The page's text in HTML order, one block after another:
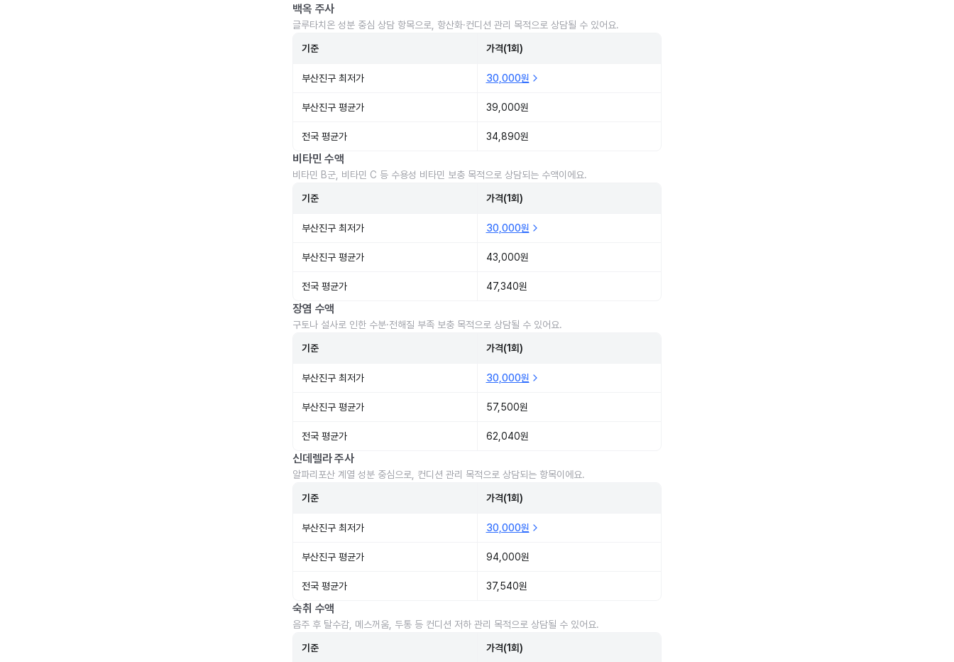
백옥 주사
글루타치온 성분 중심 상담 항목으로, 항산화·컨디션 관리 목적으로 상담될 수 있어요.
기준 가격(1회)
부산진구 최저가 30,000원
부산진구 평균가 39,000원
전국 평균가 34,890원
비타민 수액
비타민 B군, 비타민 C 등 수용성 비타민 보충 목적으로 상담되는 수액이에요.
기준 가격(1회)
부산진구 최저가 30,000원
부산진구 평균가 43,000원
전국 평균가 47,340원
장염 수액
구토나 설사로 인한 수분·전해질 부족 보충 목적으로 상담될 수 있어요.
기준 가격(1회)
부산진구 최저가 30,000원
부산진구 평균가 57,500원
전국 평균가 62,040원
신데렐라 주사
알파리포산 계열 성분 중심으로, 컨디션 관리 목적으로 상담되는 항목이에요.
기준 가격(1회)
부산진구 최저가 30,000원
부산진구 평균가 94,000원
전국 평균가 37,540원
숙취 수액
음주 후 탈수감, 메스꺼움, 두통 등 컨디션 저하 관리 목적으로 상담될 수 있어요.
기준 가격(1회)